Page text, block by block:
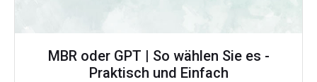
MBR oder GPT | So wählen Sie es -
Praktisch und Einfach